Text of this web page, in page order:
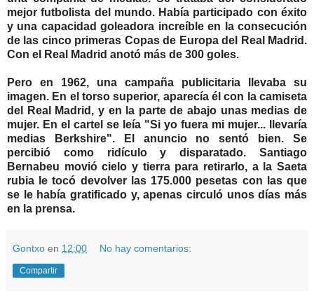
mejor futbolista del mundo. Había participado con éxito
y una capacidad goleadora increíble en la consecución
de las cinco primeras Copas de Europa del Real Madrid.
Con el Real Madrid anotó más de 300 goles.
Pero en 1962, una campaña publicitaria llevaba su
imagen. En el torso superior, aparecía él con la camiseta
del Real Madrid, y en la parte de abajo unas medias de
mujer. En el cartel se leía "Si yo fuera mi mujer... llevaría
medias Berkshire". El anuncio no sentó bien. Se
percibió como ridículo y disparatado. Santiago
Bernabeu movió cielo y tierra para retirarlo, a la Saeta
rubia le tocó devolver las 175.000 pesetas con las que
se le había gratificado y, apenas circuló unos días más
en la prensa.
Gontxo en 12:00 No hay comentarios:
Compartir